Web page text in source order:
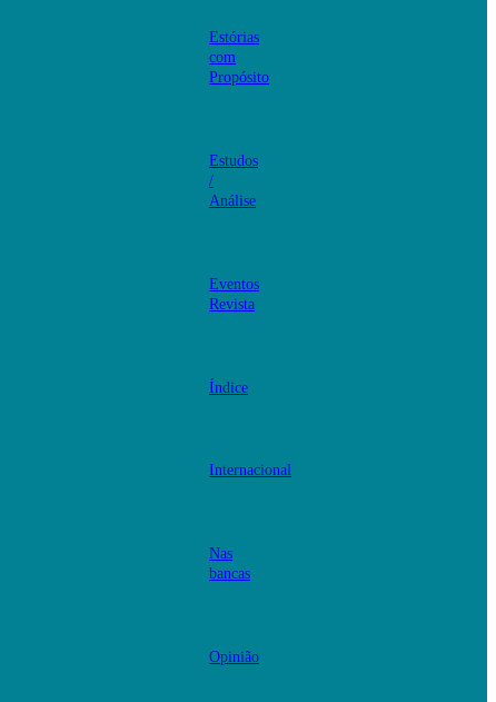
Estórias
com
Propósito
Estudos
/
Análise
Eventos
Revista
Índice
Internacional
Nas
bancas
Opinião